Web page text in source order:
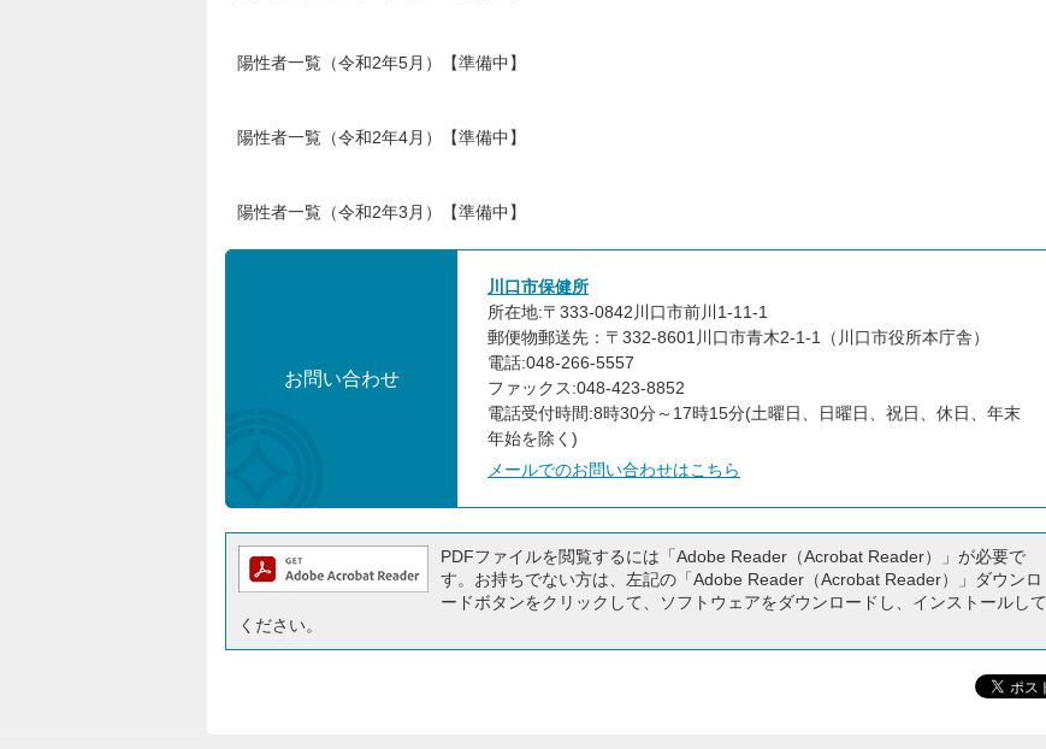
陽性者一覧（令和2年5月）【準備中】
陽性者一覧（令和2年4月）【準備中】
陽性者一覧（令和2年3月）【準備中】
お問い合わせ
川口市保健所
所在地:〒333-0842川口市前川1-11-1
郵便物郵送先：〒332-8601川口市青木2-1-1（川口市役所本庁舎）
電話:048-266-5557
ファックス:048-423-8852
電話受付時間:8時30分～17時15分(土曜日、日曜日、祝日、休日、年末
年始を除く)
メールでのお問い合わせはこちら
PDFファイルを閲覧するには「Adobe Reader（Acrobat Reader）」が必要で
す。お持ちでない方は、左記の「Adobe Reader（Acrobat Reader）」ダウンロ
ードボタンをクリックして、ソフトウェアをダウンロードし、インストールして
ください。